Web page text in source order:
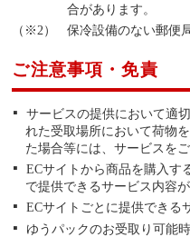
合があります。
保冷設備のない郵便
ご注意事項・免責
サービスの提供において適
れた受取場所において荷物
た場合等には、サービスを
ECサイトから商品を購入す
で提供できるサービス内容が
ECサイトごとに提供できる
ゆうパックのお受取り可能